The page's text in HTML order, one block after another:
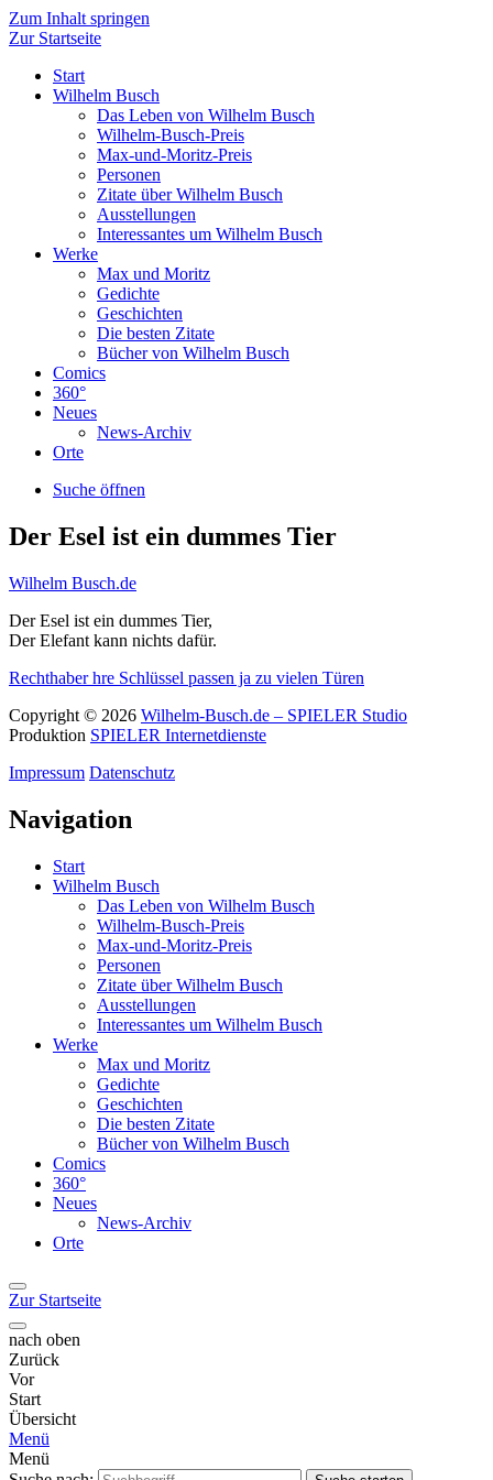
Zum Inhalt springen
Zur Startseite
Start
Wilhelm Busch
Das Leben von Wilhelm Busch
Wilhelm-Busch-Preis
Max-und-Moritz-Preis
Personen
Zitate über Wilhelm Busch
Ausstellungen
Interessantes um Wilhelm Busch
Werke
Max und Moritz
Gedichte
Geschichten
Die besten Zitate
Bücher von Wilhelm Busch
Comics
360°
Neues
News-Archiv
Orte
Suche öffnen
Der Esel ist ein dummes Tier
Wilhelm Busch.de
Der Esel ist ein dummes Tier,
Der Elefant kann nichts dafür.
Rechthaber hre Schlüssel passen ja zu vielen Türen
Copyright © 2026 Wilhelm-Busch.de – SPIELER Studio
Produktion SPIELER Internetdienste
Impressum Datenschutz
Navigation
Start
Wilhelm Busch
Das Leben von Wilhelm Busch
Wilhelm-Busch-Preis
Max-und-Moritz-Preis
Personen
Zitate über Wilhelm Busch
Ausstellungen
Interessantes um Wilhelm Busch
Werke
Max und Moritz
Gedichte
Geschichten
Die besten Zitate
Bücher von Wilhelm Busch
Comics
360°
Neues
News-Archiv
Orte
Zur Startseite
nach oben
Zurück
Vor
Start
Übersicht
Menü
Menü